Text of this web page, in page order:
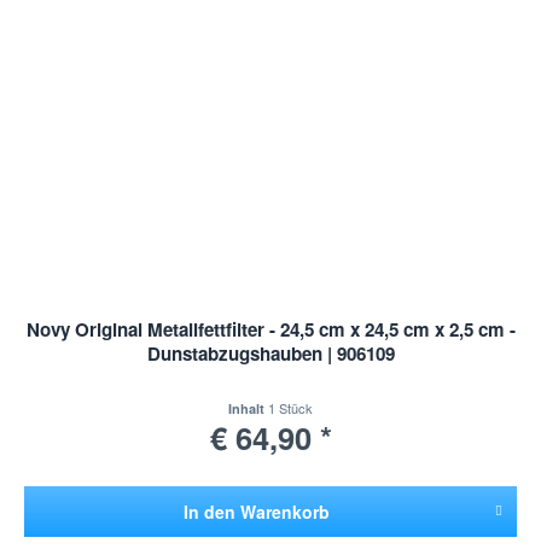
Novy Original Metallfettfilter - 24,5 cm x 24,5 cm x 2,5 cm -
Dunstabzugshauben | 906109
Inhalt 1 Stück
€ 64,90 *
In den Warenkorb